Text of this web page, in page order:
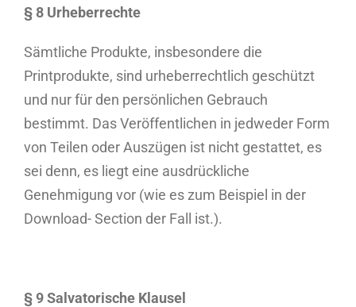
§ 8 Urheberrechte
Sämtliche Produkte, insbesondere die
Printprodukte, sind urheberrechtlich geschützt
und nur für den persönlichen Gebrauch
bestimmt. Das Veröffentlichen in jedweder Form
von Teilen oder Auszügen ist nicht gestattet, es
sei denn, es liegt eine ausdrückliche
Genehmigung vor (wie es zum Beispiel in der
Download- Section der Fall ist.).
§ 9 Salvatorische Klausel